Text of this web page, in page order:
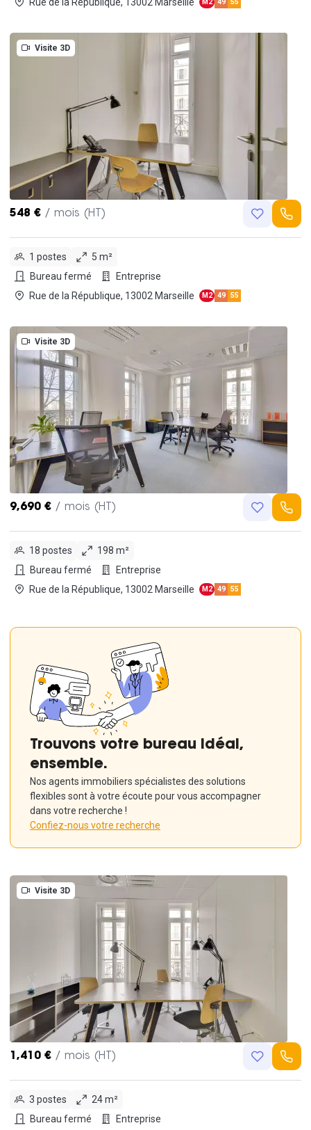
M2 49 55
Visite 3D
548 € / mois (HT)
1 postes
5 m²
Bureau fermé
Entreprise
Rue de la République, 13002 Marseille
M2 49 55
Visite 3D
9,690 € / mois (HT)
18 postes
198 m²
Bureau fermé
Entreprise
Rue de la République, 13002 Marseille
M2 49 55
Trouvons votre bureau idéal,
ensemble.
Nos agents immobiliers spécialistes des solutions
flexibles sont à votre écoute pour vous accompagner
dans votre recherche !
Confiez-nous votre recherche
Visite 3D
1,410 € / mois (HT)
3 postes
24 m²
Bureau fermé
Entreprise